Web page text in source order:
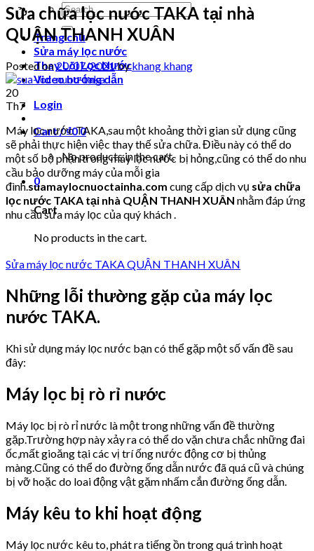
Search
for:
Trang chủ
Sửa máy lọc nước
Thay Lõi Lọc Nước
Video hướng dẫn
Login
Cart /₫00
No products in the cart.
0
Cart
No products in the cart.
Sửa chữa lọc nước TAKA tại nhà
QUẬN THANH XUÂN
Posted on20/07/2021bykhang khang
20
Th7
Máy lọc nước TAKA,sau một khoảng thời gian sử dụng cũng
sẽ phải thực hiện việc thay thế sửa chữa. Điều này có thể do
một số bộ phận trong máy lọc nước bị hỏng,cũng có thể do nhu
cầu bảo dưỡng máy của mỗi gia
đình.suamaylocnuoctainha.com cung cấp dịch vụ sửa chữa
lọc nước TAKA tại nhà QUẬN THANH XUÂN nhằm đáp ứng
nhu cầu sửa máy lọc của quý khách .
Sửa máy lọc nước TAKA QUẬN THANH XUÂN
Những lỗi thường gặp của máy lọc
nước TAKA.
Khi sử dụng máy lọc nước bạn có thể gặp một số vấn đề sau
đây:
Máy lọc bị rò rỉ nước
Máy lọc bị rò rỉ nước là một trong những vấn đề thường
gặp.Trường hợp này xảy ra có thể do vặn chưa chắc những đai
ốc,mất gioăng tại các vị trí ống nước động cơ bị thủng
màng.Cũng có thể do đường ống dẫn nước đã quá cũ và chúng
bị vỡ hoặc do loai động vật gặm nhấm cắn đường ống dẫn.
Máy kêu to khi hoạt động
Máy lọc nước kêu to, phát ra tiếng ồn trong quá trình hoạt